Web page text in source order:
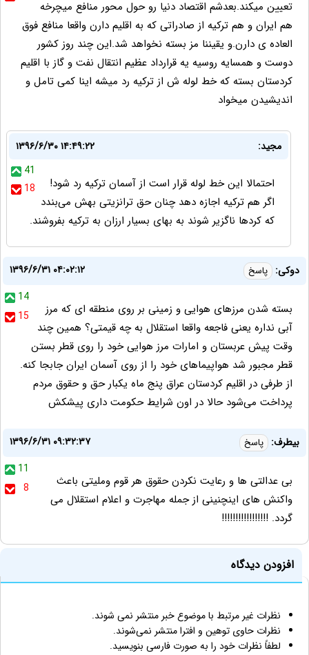
تعیین میکند.بعدشم اقتصاد دنیا رو حول محور منافع میچرخه
هم ایران و هم ترکیه از صادراتی که به اقلیم دارن واقعا منافع فوق
العاده ی دارن.و یقیننا مز بسته نخواهد شد.این چند روز کشور
دوست و همسایه روسیه یه قرارداد عظیم انتقال نفت و گاز با اقلیم
کردستان بسته که خط لوله ش از ترکیه رد میشه اینا کمی تامل و
اندیشیدن میخواد
مجید:
۱۳۹۶/۶/۳۰ ۱۴:۴۹:۲۲
41
18
احتمالا این خط لوله قرار است از آسمان ترکیه رد شود!
اگر هم ترکیه اجازه دهد چنان حق ترانزیتی بهش می‌بندد
که کردها ناگزیر شوند به بهای بسیار ارزان به ترکیه بفروشند.
دوکی: پاسخ
۱۳۹۶/۶/۳۱ ۰۴:۰۲:۱۲
14
15
بسته شدن مرزهای هوایی و زمینی بر روی منطقه ای که مرز
آبی نداره یعنی فاجعه واقعا استقلال به چه قیمتی؟ همین چند
وقت پیش عربستان و امارات مرز هوایی خود را روی قطر بستن
قطر مجبور شد هواپیماهای خود را از روی آسمان ایران جابجا کنه.
از طرفی در اقلیم کردستان عراق پنج ماه یکبار حق و حقوق مردم
پرداخت می‌شود حالا در اون شرایط حکومت داری پیشکش
بيطرف: پاسخ
۱۳۹۶/۶/۳۱ ۰۹:۳۲:۳۷
11
8
بى عدالتى ها و رعايت نكردن حقوق هر قوم ومليتى باعث
واكنش هاى اينچنينى از جمله مهاجرت و اعلام استقلال مى
گردد. !!!!!!!!!!!!!!!!!
افزودن دیدگاه
نظرات غیر مرتبط با موضوع خبر منتشر نمی شوند.
نظرات حاوی توهین و افترا منتشر نمی‌شوند.
لطفاً نظرات خود را به صورت فارسی بنویسید.